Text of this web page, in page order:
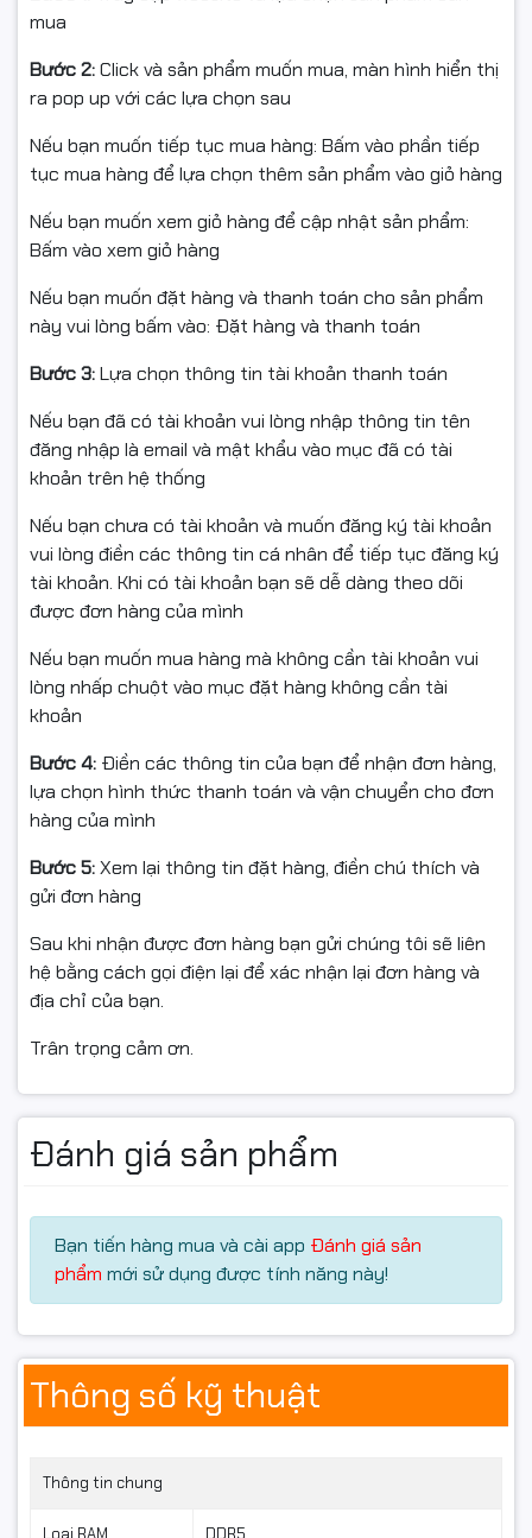
bền cao
Ram Kingmax 8GB DDR5 4800MHz có thiết kế tối giản,
không LED và không tản nhiệt, phù hợp:
Các case văn phòng
Hệ thống nhỏ gọn
Tiết kiệm điện năng nhưng vẫn đảm bảo hiệu suất
Linh kiện chất lượng, PCB ổn định giúp RAM hoạt động
bền bỉ theo thời gian.
🟧Điện năng tối ưu – Hoạt
động mát và ổn định
RAM sử dụngđiện áp 1.1V
Tiết kiệm điện hơn
Giảm nhiệt lượng sinh ra
Tăng độ bền và tuổi thọ
🟨Không ECC — Lựa chọn
phù hợp cho người dùng
phổ thông
Với công nghệ Non-ECC , thanh RAM phù hợp cho:
Máy tính văn phòng
Học sinh – sinh viên
Game thủ phổ thông
Máy bàn cá nhân
Không sử dụng ECC giúp giá thành nhẹ hơn nhưng hiệu
năng vẫn đảm bảo ổn định.
🟩Thông số kỹ thuật chi
tiết
Thông số
Giá trị
Tốc độ (Bus)
4800MHz
Độ trễ
CL40
Tản nhiệt
mua
Bước 2:Click và sản phẩm muốn mua, màn hình hiển thị
ra pop up với các lựa chọn sau
Nếu bạn muốn tiếp tục mua hàng: Bấm vào phần tiếp
tục mua hàng để lựa chọn thêm sản phẩm vào giỏ hàng
Nếu bạn muốn xem giỏ hàng để cập nhật sản phẩm:
Bấm vào xem giỏ hàng
Nếu bạn muốn đặt hàng và thanh toán cho sản phẩm
này vui lòng bấm vào: Đặt hàng và thanh toán
Bước 3:Lựa chọn thông tin tài khoản thanh toán
Nếu bạn đã có tài khoản vui lòng nhập thông tin tên
đăng nhập là email và mật khẩu vào mục đã có tài
khoản trên hệ thống
Nếu bạn chưa có tài khoản và muốn đăng ký tài khoản
vui lòng điền các thông tin cá nhân để tiếp tục đăng ký
tài khoản. Khi có tài khoản bạn sẽ dễ dàng theo dõi
được đơn hàng của mình
Nếu bạn muốn mua hàng mà không cần tài khoản vui
lòng nhấp chuột vào mục đặt hàng không cần tài
khoản
Bước 4: Điền các thông tin của bạn để nhận đơn hàng,
lựa chọn hình thức thanh toán và vận chuyển cho đơn
hàng của mình
Bước 5:Xem lại thông tin đặt hàng, điền chú thích và
gửi đơn hàng
Sau khi nhận được đơn hàng bạn gửi chúng tôi sẽ liên
hệ bằng cách gọi điện lại để xác nhận lại đơn hàng và
địa chỉ của bạn.
Trân trọng cảm ơn.
Đánh giá sản phẩm
Bạn tiến hàng mua và cài app Đánh giá sản
phẩm mới sử dụng được tính năng này!
Thông số kỹ thuật
Thông tin chung